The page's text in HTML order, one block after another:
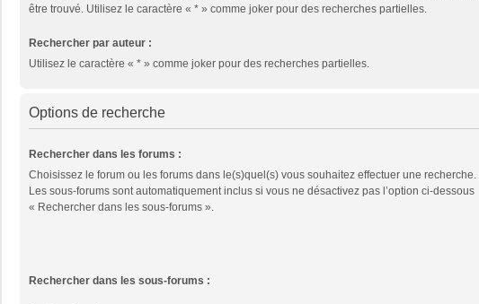
être trouvé. Utilisez le caractère « * » comme joker pour des recherches partielles.
Rechercher par auteur :
Utilisez le caractère « * » comme joker pour des recherches partielles.
Options de recherche
Rechercher dans les forums :
Choisissez le forum ou les forums dans le(s)quel(s) vous souhaitez effectuer une recherche.
Les sous-forums sont automatiquement inclus si vous ne désactivez pas l’option ci-dessous
« Rechercher dans les sous-forums ».
Rechercher dans les sous-forums :